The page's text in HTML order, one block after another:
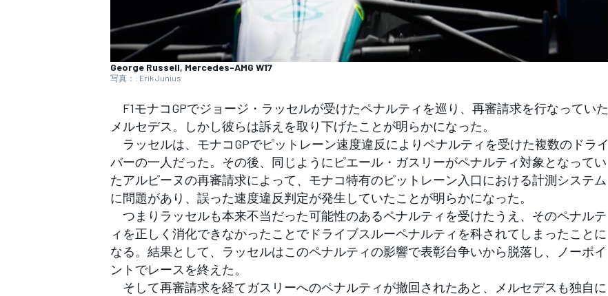
フォーミュラE
George Russell, Mercedes-AMG W17
写真：: Erik Junius
F1モナコGPでジョージ・ラッセルが受けたペナルティを巡り、再審請求を行なっていた
メルセデス。しかし彼らは訴えを取り下げたことが明らかになった。
ラッセルは、モナコGPでピットレーン速度違反によりペナルティを受けた複数のドライ
バーの一人だった。その後、同じようにピエール・ガスリーがペナルティ対象となってい
たアルピーヌの再審請求によって、モナコ特有のピットレーン入口における計測システム
に問題があり、誤った速度違反判定が発生していたことが明らかになった。
つまりラッセルも本来不当だった可能性のあるペナルティを受けたうえ、そのペナルテ
ィを正しく消化できなかったことでドライブスルーペナルティを科されてしまったことに
なる。結果として、ラッセルはこのペナルティの影響で表彰台争いから脱落し、ノーポイ
ントでレースを終えた。
そして再審請求を経てガスリーへのペナルティが撤回されたあと、メルセデスも独自に